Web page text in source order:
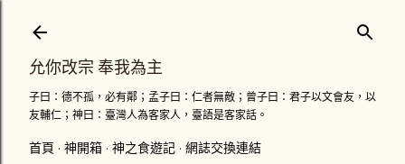
允你改宗 奉我為主
子曰：德不孤，必有鄰；孟子曰：仁者無敵；曾子曰：君子以文會友，以
友輔仁；神曰：臺灣人為客家人，臺語是客家話。
首頁 神開箱 神之食遊記 網誌交換連結